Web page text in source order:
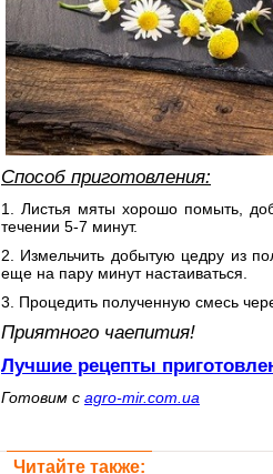
Способ приготовления:
1. Листья мяты хорошо помыть,
течении 5-7 минут.
2. Измельчить добытую цедру из
еще на пару минут настаиваться.
3. Процедить полученную смесь
Приятного чаепития!
Лучшие рецепты
Готовим с agro-mir.com.ua
Читайте также: